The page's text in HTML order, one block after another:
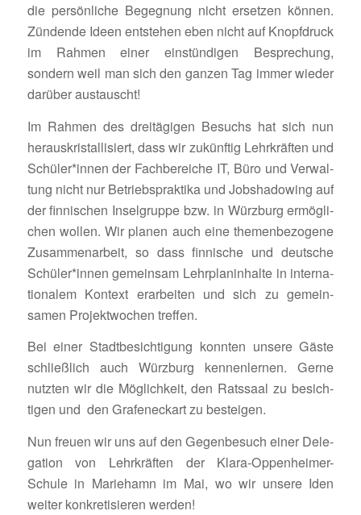
die persön­liche Begeg­nung nicht ersetzen können.
Zündende Ideen entstehen eben nicht auf Knopf­druck
im Rahmen einer einstün­digen Bespre­chung,
sondern weil man sich den ganzen Tag immer wieder
darüber austauscht!
Im Rahmen des drei­tä­gigen Besuchs hat sich nun
heraus­kris­tal­li­siert, dass wir zukünftig Lehr­kräften und
Schüler*innen der Fach­be­reiche IT, Büro und Verwal­
tung nicht nur Betriebs­prak­tika und Jobsha­dowing auf
der finni­schen Insel­gruppe bzw. in Würz­burg ermög­li­
chen wollen. Wir planen auch eine themen­be­zo­gene
Zusam­men­ar­beit, so dass finni­sche und deut­sche
Schüler*innen gemeinsam Lehr­plan­in­halte in inter­na­
tio­nalem Kontext erar­beiten und sich zu gemein­
samen Projekt­wo­chen treffen.
Bei einer Stadt­be­sich­ti­gung konnten unsere Gäste
schließ­lich auch Würz­burg kennen­lernen. Gerne
nutzten wir die Möglich­keit, den Rats­saal zu besich­
tigen und den Grafeneckart zu besteigen.
Nun freuen wir uns auf den Gegen­be­such einer Dele­
ga­tion von Lehr­kräften der Klara-Oppen­heimer-
Schule in Marie­hamn im Mai, wo wir unsere Iden
weiter konkre­ti­sieren werden!